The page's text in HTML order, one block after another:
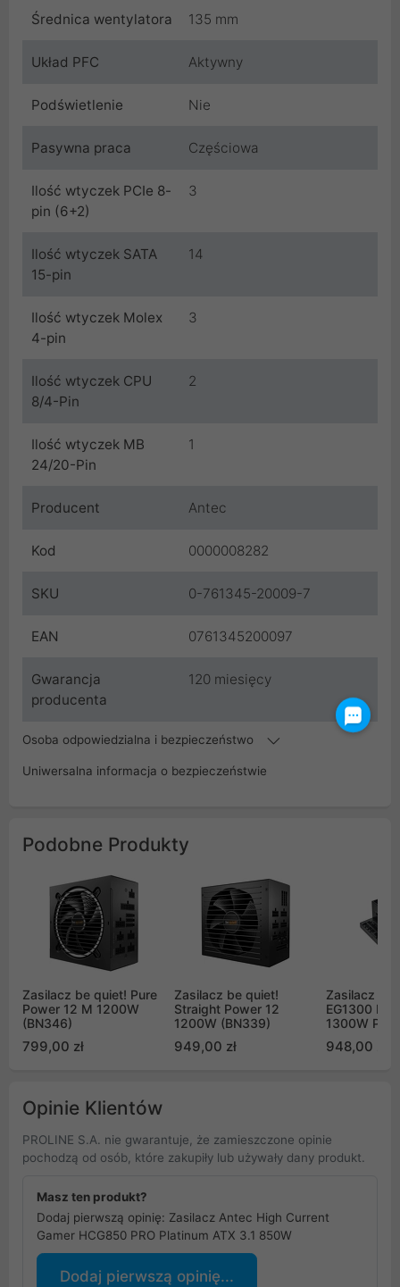
Średnica wentylatora 135 mm
Układ PFC Aktywny
Podświetlenie Nie
Pasywna praca Częściowa
Ilość wtyczek PCIe 8-
pin (6+2)
3
Ilość wtyczek SATA
15-pin
14
Ilość wtyczek Molex
4-pin
3
Ilość wtyczek CPU
8/4-Pin
2
Ilość wtyczek MB
24/20-Pin
1
Producent Antec
Kod 0000008282
SKU 0-761345-20009-7
EAN 0761345200097
Gwarancja
producenta
120 miesięcy
Osoba odpowiedzialna i bezpieczeństwo
Uniwersalna informacja o bezpieczeństwie
Podobne Produkty
Zasilacz be quiet! Pure
Power 12 M 1200W
(BN346)
799,00 zł
Zasilacz be quiet!
Straight Power 12
1200W (BN339)
949,00 zł
Zasilacz
EG1300
1300W
948,00 zł
Opinie Klientów
PROLINE S.A. nie gwarantuje, że zamieszczone opinie
pochodzą od osób, które zakupiły lub używały dany produkt.
Masz ten produkt?
Dodaj pierwszą opinię: Zasilacz Antec High Current
Gamer HCG850 PRO Platinum ATX 3.1 850W
Dodaj pierwszą opinię...